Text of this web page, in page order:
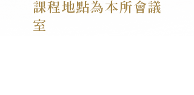
課程地點為本所會議
室